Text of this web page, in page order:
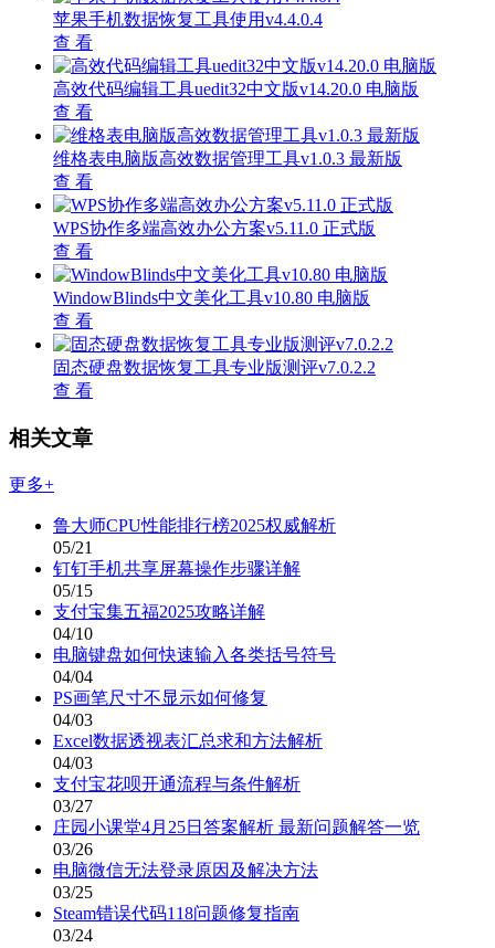
苹果手机数据恢复工具使用v4.4.0.4
查 看
高效代码编辑工具uedit32中文版v14.20.0 电脑版
查 看
维格表电脑版高效数据管理工具v1.0.3 最新版
查 看
WPS协作多端高效办公方案v5.11.0 正式版
查 看
WindowBlinds中文美化工具v10.80 电脑版
查 看
固态硬盘数据恢复工具专业版测评v7.0.2.2
查 看
相关文章
更多+
鲁大师CPU性能排行榜2025权威解析
05/21
钉钉手机共享屏幕操作步骤详解
05/15
支付宝集五福2025攻略详解
04/10
电脑键盘如何快速输入各类括号符号
04/04
PS画笔尺寸不显示如何修复
04/03
Excel数据透视表汇总求和方法解析
04/03
支付宝花呗开通流程与条件解析
03/27
庄园小课堂4月25日答案解析 最新问题解答一览
03/26
电脑微信无法登录原因及解决方法
03/25
Steam错误代码118问题修复指南
03/24